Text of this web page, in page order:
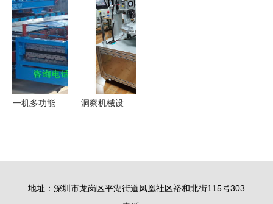
这家企业让
国际先进技
术国产化机
械设备
资产重获新
生，共建高
效工业循环
一机多功能
厂的匠心之
洞察机械设
地址：深圳市龙岗区平湖街道凤凰社区裕和北街115号303